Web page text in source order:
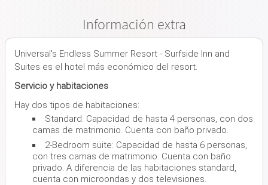
Información extra
Universal's Endless Summer Resort - Surfside Inn and
Suites es el hotel más económico del resort.
Servicio y habitaciones
Hay dos tipos de habitaciones:
Standard: Capacidad de hasta 4 personas, con dos
camas de matrimonio. Cuenta con baño privado.
2-Bedroom suite: Capacidad de hasta 6 personas,
con tres camas de matrimonio. Cuenta con baño
privado. A diferencia de las habitaciones standard,
cuenta con microondas y dos televisiones.